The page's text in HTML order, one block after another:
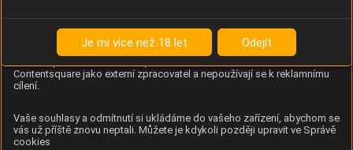
Analýza chování návštěvníků na webu (pohyb kurzoru,
kliknutí, procházení stránek a heatmapy), která
provozovateli e-shopu Betelné škopek pomáhá zlepšovat
Contentsquare jako externí zpracovatel a nepoužívají se k reklamnímu
cílení.
Vaše souhlasy a odmítnutí si ukládáme do vašeho zařízení, abychom se
vás už příště znovu neptali. Můžete je kdykoli později upravit ve Správě
cookies
Je mi více než 18 let Odejít